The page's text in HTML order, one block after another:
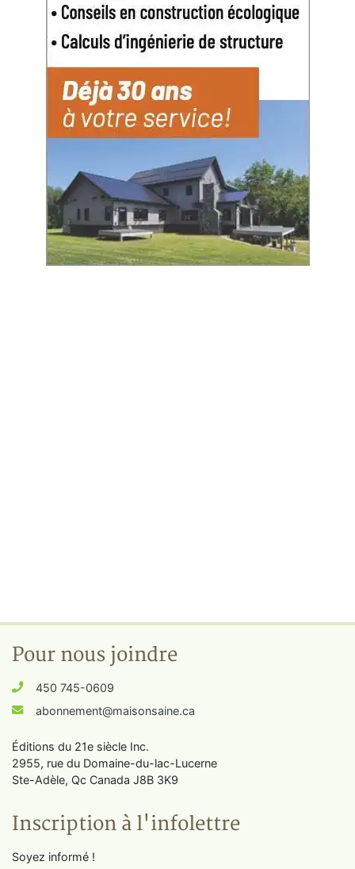
Pour nous joindre
450 745-0609
abonnement@maisonsaine.ca
Éditions du 21e siècle Inc.
2955, rue du Domaine-du-lac-Lucerne
Ste-Adèle, Qc Canada J8B 3K9
Inscription à l'infolettre
Soyez informé !